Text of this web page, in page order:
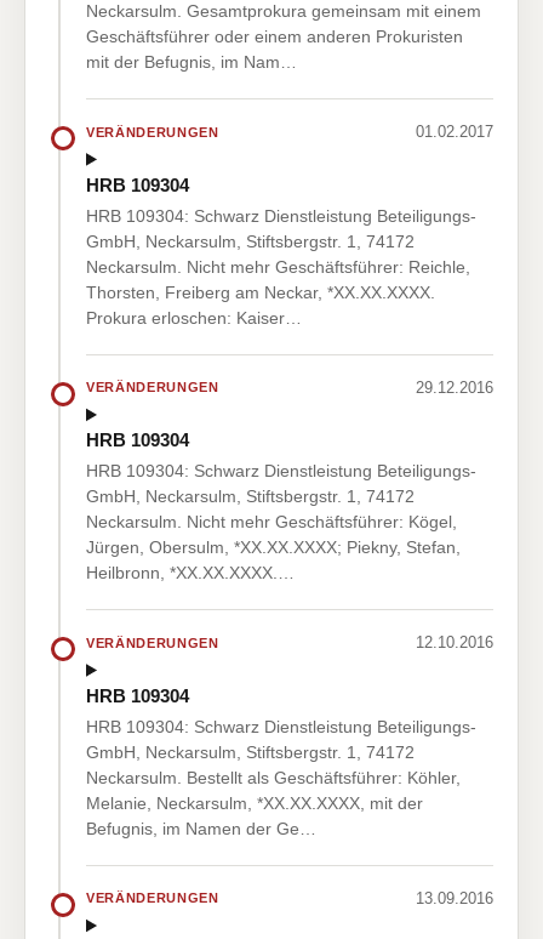
Neckarsulm. Gesamtprokura gemeinsam mit einem
Geschäftsführer oder einem anderen Prokuristen
mit der Befugnis, im Nam…
VERÄNDERUNGEN 01.02.2017
HRB 109304
HRB 109304: Schwarz Dienstleistung Beteiligungs-
GmbH, Neckarsulm, Stiftsbergstr. 1, 74172
Neckarsulm. Nicht mehr Geschäftsführer: Reichle,
Thorsten, Freiberg am Neckar, *XX.XX.XXXX.
Prokura erloschen: Kaiser…
VERÄNDERUNGEN 29.12.2016
HRB 109304
HRB 109304: Schwarz Dienstleistung Beteiligungs-
GmbH, Neckarsulm, Stiftsbergstr. 1, 74172
Neckarsulm. Nicht mehr Geschäftsführer: Kögel,
Jürgen, Obersulm, *XX.XX.XXXX; Piekny, Stefan,
Heilbronn, *XX.XX.XXXX.…
VERÄNDERUNGEN 12.10.2016
HRB 109304
HRB 109304: Schwarz Dienstleistung Beteiligungs-
GmbH, Neckarsulm, Stiftsbergstr. 1, 74172
Neckarsulm. Bestellt als Geschäftsführer: Köhler,
Melanie, Neckarsulm, *XX.XX.XXXX, mit der
Befugnis, im Namen der Ge…
VERÄNDERUNGEN 13.09.2016